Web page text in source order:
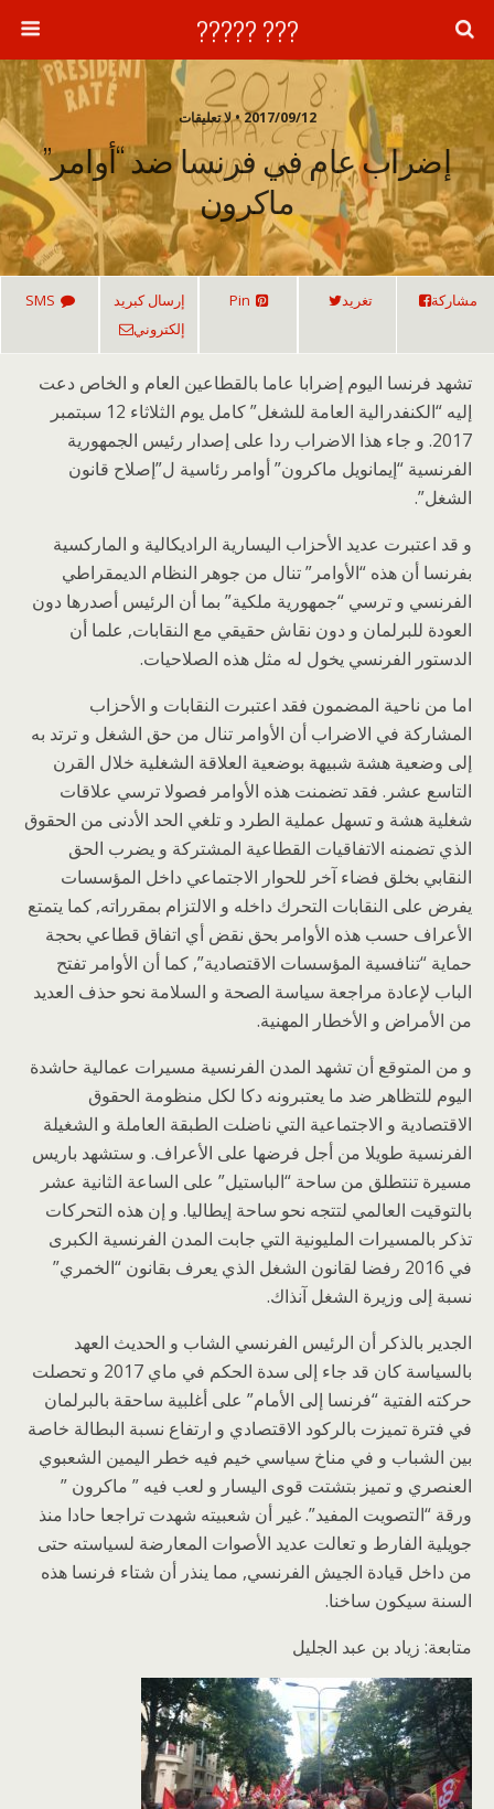
??? ?????
2017/09/12 • لا تعليقات
إضراب عام في فرنسا ضد “أوامر”
ماكرون
مشاركة تغريد Pin
إرسال كبريد
إلكتروني
SMS
تشهد فرنسا اليوم إضرابا عاما بالقطاعين العام و الخاص دعت
إليه “الكنفدرالية العامة للشغل” كامل يوم الثلاثاء 12 سبتمبر
2017. و جاء هذا الاضراب ردا على إصدار رئيس الجمهورية
الفرنسية “إيمانويل ماكرون” أوامر رئاسية ل”إصلاح قانون
الشغل”.
و قد اعتبرت عديد الأحزاب اليسارية الراديكالية و الماركسية
بفرنسا أن هذه “الأوامر” تنال من جوهر النظام الديمقراطي
الفرنسي و ترسي “جمهورية ملكية” بما أن الرئيس أصدرها دون
العودة للبرلمان و دون نقاش حقيقي مع النقابات, علما أن
الدستور الفرنسي يخول له مثل هذه الصلاحيات.
اما من ناحية المضمون فقد اعتبرت النقابات و الأحزاب
المشاركة في الاضراب أن الأوامر تنال من حق الشغل و ترتد به
إلى وضعية هشة شبيهة بوضعية العلاقة الشغلية خلال القرن
التاسع عشر. فقد تضمنت هذه الأوامر فصولا ترسي علاقات
شغلية هشة و تسهل عملية الطرد و تلغي الحد الأدنى من الحقوق
الذي تضمنه الاتفاقيات القطاعية المشتركة و يضرب الحق
النقابي بخلق فضاء آخر للحوار الاجتماعي داخل المؤسسات
يفرض على النقابات التحرك داخله و الالتزام بمقرراته, كما يتمتع
الأعراف حسب هذه الأوامر بحق نقض أي اتفاق قطاعي بحجة
حماية “تنافسية المؤسسات الاقتصادية”, كما أن الأوامر تفتح
الباب لإعادة مراجعة سياسة الصحة و السلامة نحو حذف العديد
من الأمراض و الأخطار المهنية.
و من المتوقع أن تشهد المدن الفرنسية مسيرات عمالية حاشدة
اليوم للتظاهر ضد ما يعتبرونه دكا لكل منظومة الحقوق
الاقتصادية و الاجتماعية التي ناضلت الطبقة العاملة و الشغيلة
الفرنسية طويلا من أجل فرضها على الأعراف. و ستشهد باريس
مسيرة تنتطلق من ساحة “الباستيل” على الساعة الثانية عشر
بالتوقيت العالمي لتتجه نحو ساحة إيطاليا. و إن هذه التحركات
تذكر بالمسيرات المليونية التي جابت المدن الفرنسية الكبرى
في 2016 رفضا لقانون الشغل الذي يعرف بقانون “الخمري”
نسبة إلى وزيرة الشغل آنذاك.
الجدير بالذكر أن الرئيس الفرنسي الشاب و الحديث العهد
بالسياسة كان قد جاء إلى سدة الحكم في ماي 2017 و تحصلت
حركته الفتية “فرنسا إلى الأمام” على أغلبية ساحقة بالبرلمان
في فترة تميزت بالركود الاقتصادي و ارتفاع نسبة البطالة خاصة
بين الشباب و في مناخ سياسي خيم فيه خطر اليمين الشعبوي
العنصري و تميز بتشتت قوى اليسار و لعب فيه ” ماكرون ”
ورقة “التصويت المفيد”. غير أن شعبيته شهدت تراجعا حادا منذ
جويلية الفارط و تعالت عديد الأصوات المعارضة لسياسته حتى
من داخل قيادة الجيش الفرنسي, مما ينذر أن شتاء فرنسا هذه
السنة سيكون ساخنا.
متابعة: زياد بن عبد الجليل